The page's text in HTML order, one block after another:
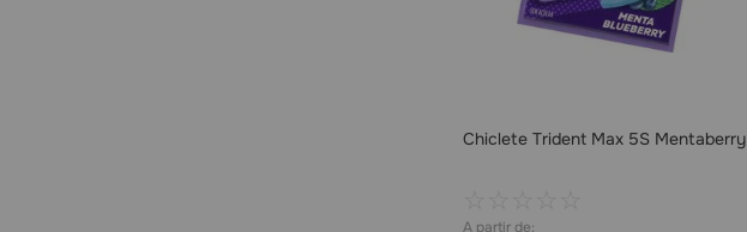
Chiclete Trident Max 5S Mentaberry